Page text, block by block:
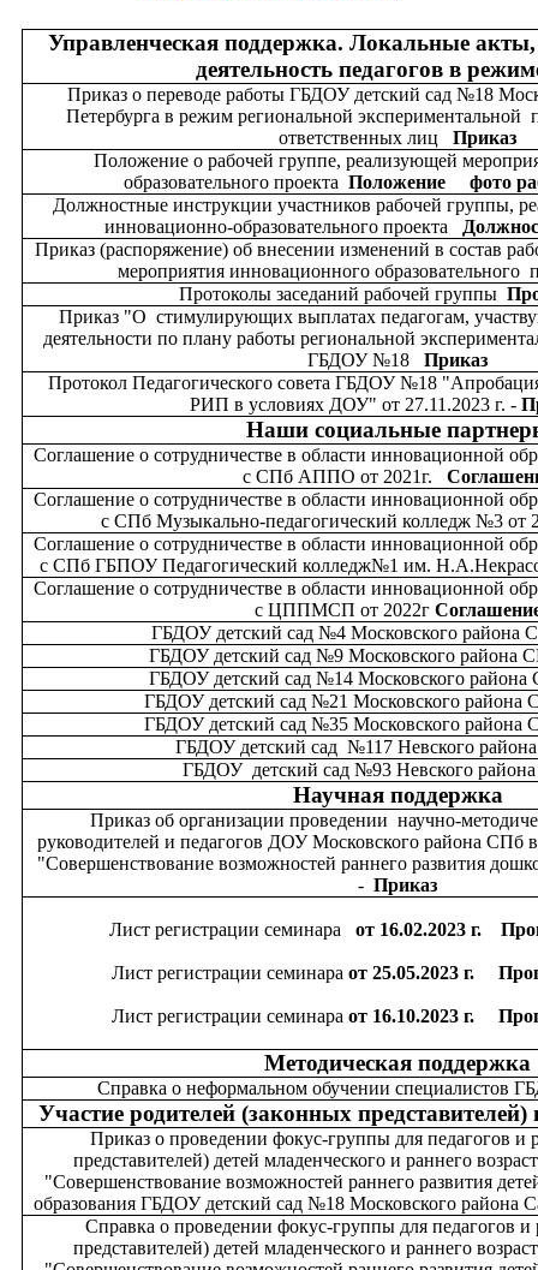
Управленческая поддержка. Локальные
деятельность педагогов в
Приказ о переводе работы ГБДОУ детский сад №18
Петербурга в режим региональной экспериментальной
ответственных лиц Приказ
Положение о рабочей группе, реализующей
образовательного проекта Положение
фото
Должностные инструкции участников рабочей группы,
инновационно-образовательного проекта
Приказ (распоряжение) об внесении изменений в состав
мероприятия инновационного образовательного
Протоколы заседаний рабочей группы
Приказ "О стимулирующих выплатах педагогам,
деятельности по плану работы региональной
ГБДОУ №18
Приказ
Протокол Педагогического совета ГБДОУ №18
РИП в условиях ДОУ" от 27.11.2023 г. -
Наши социальные
Соглашение о сотрудничестве в области инновационной
с СПб АППО от 2021г.
Соглашение о сотрудничестве в области инновационной
с СПб Музыкально-педагогический колледж №3 от
Соглашение о сотрудничестве в области инновационной
с СПб ГБПОУ Педагогический колледж№1 им.
Соглашение о сотрудничестве в области инновационной
с ЦППМСП от 2022г
ГБДОУ детский сад №4 Московского
ГБДОУ детский сад №9 Московского
ГБДОУ детский сад №14 Московского
ГБДОУ детский сад №21 Московского
ГБДОУ детский сад №35 Московского
ГБДОУ детский сад №117 Невского
ГБДОУ детский сад №93 Невского
Научная поддержка
Приказ об организации проведении научно-
руководителей и педагогов ДОУ Московского района СПб
"Совершенствование возможностей раннего развития
- Приказ
Лист регистрации семинара от 16.02.2023 г.
Лист регистрации семинара от 25.05.2023 г.
Лист регистрации семинара от 16.10.2023 г.
Методическая поддержка
Справка о неформальном обучении специалистов
Участие родителей (законных
Приказ о проведении фокус-группы для педагогов и
представителей) детей младенческого и раннего
"Совершенствование возможностей раннего развития
образования ГБДОУ детский сад №18 Московского района
Справка о проведении фокус-группы для педагогов и
представителей) детей младенческого и раннего